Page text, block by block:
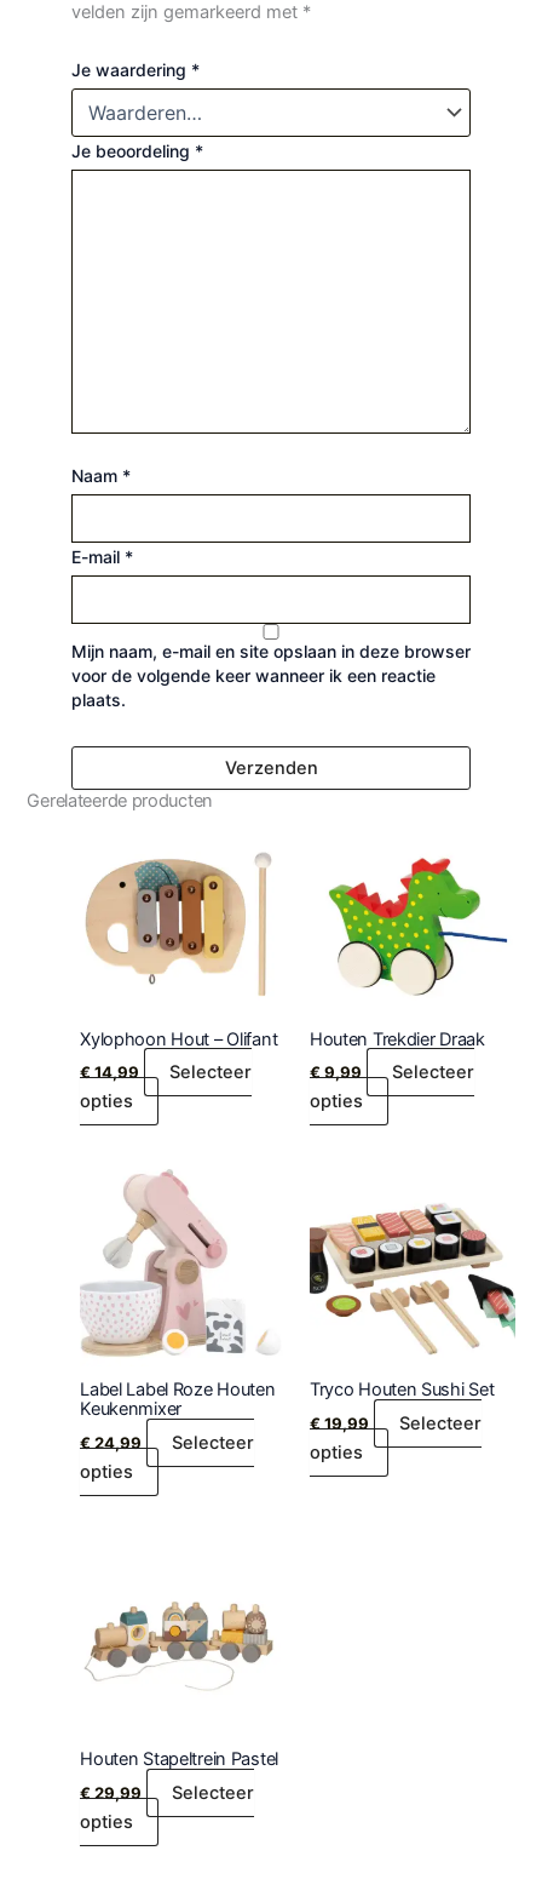
velden zijn gemarkeerd met *
Je waardering *
Je beoordeling *
Naam *
E-mail *
Mijn naam, e-mail en site opslaan in deze browser
voor de volgende keer wanneer ik een reactie
plaats.
Gerelateerde producten
Xylophoon Hout – Olifant
€14,99
Selecteer
opties
Houten Trekdier Draak
€9,99
Selecteer
opties
Label Label Roze Houten
Keukenmixer
€24,99
Selecteer
opties
Tryco Houten Sushi Set
€19,99
Selecteer
opties
Houten Stapeltrein Pastel
€29,99
Selecteer
opties